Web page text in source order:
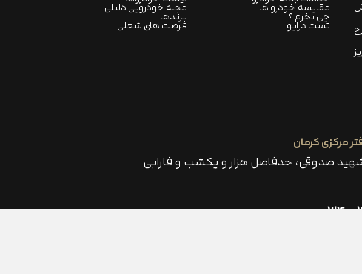
مقایسه خودرو ها
چی بخرم ؟
تست درایو
مجله خودرویی دلیلی
برندها
فرصت های شغلی
مرکزی کرمان
شهید صدوقی، حدفاصل هزار و یکشب و فارابی